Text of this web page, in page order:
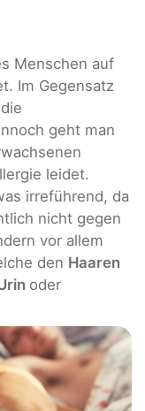
Menschen auf
Im Gegensatz
geht man
leidet.
irreführend, da
nicht gegen
vor allem
den Haaren
oder